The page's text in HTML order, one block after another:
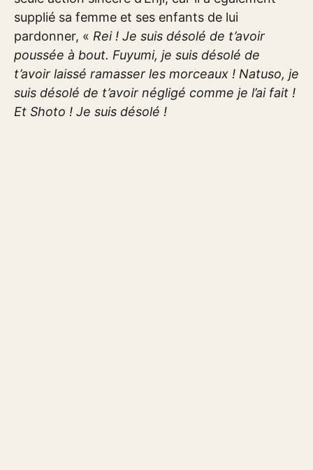
supplié sa femme et ses enfants de lui
pardonner, « Rei ! Je suis désolé de t’avoir
poussée à bout. Fuyumi, je suis désolé de
t’avoir laissé ramasser les morceaux ! Natuso, je
suis désolé de t’avoir négligé comme je l’ai fait !
Et Shoto ! Je suis désolé !